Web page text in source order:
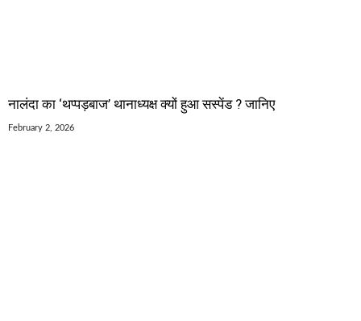
नालंदा का ‘थप्पड़बाज’ थानाध्यक्ष क्यों हुआ सस्पेंड ? जानिए
February 2, 2026